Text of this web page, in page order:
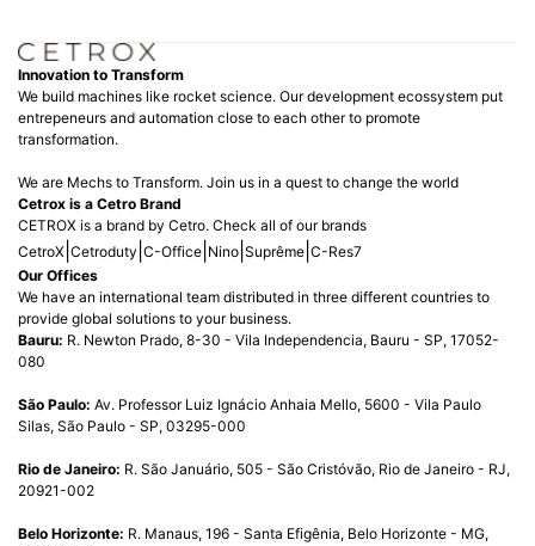
Innovation to Transform
We build machines like rocket science. Our development ecossystem put
entrepeneurs and automation close to each other to promote
transformation.
We are Mechs to Transform. Join us in a quest to change the world
Cetrox is a Cetro Brand
CETROX is a brand by Cetro. Check all of our brands
CetroX Cetroduty C-Office Nino Suprême C-Res7
Our Offices
We have an international team distributed in three different countries to
provide global solutions to your business.
Bauru: R. Newton Prado, 8-30 - Vila Independencia, Bauru - SP, 17052-
080
São Paulo: Av. Professor Luiz Ignácio Anhaia Mello, 5600 - Vila Paulo
Silas, São Paulo - SP, 03295-000
Rio de Janeiro: R. São Januário, 505 - São Cristóvão, Rio de Janeiro - RJ,
20921-002
Belo Horizonte: R. Manaus, 196 - Santa Efigênia, Belo Horizonte - MG,